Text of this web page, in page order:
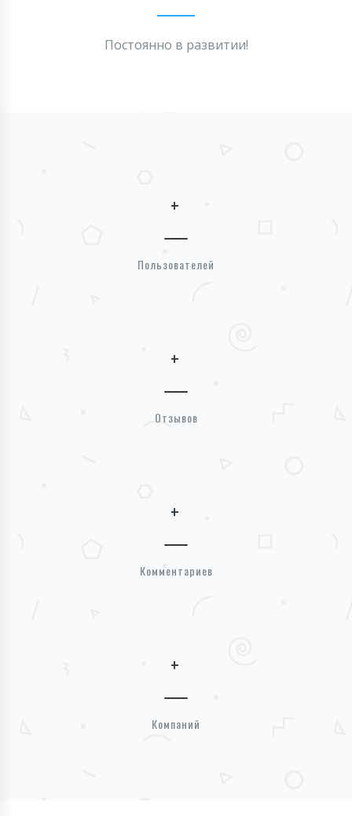
Постоянно в развитии!
+
Пользователей
+
Отзывов
+
Комментариев
+
Компаний